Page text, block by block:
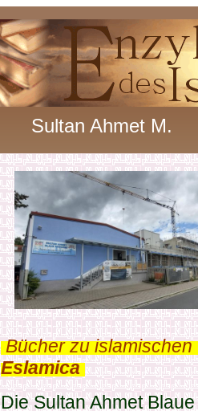
Sultan Ahmet M.
.Bücher zu
Eslamica.
Die Sultan Ahmet